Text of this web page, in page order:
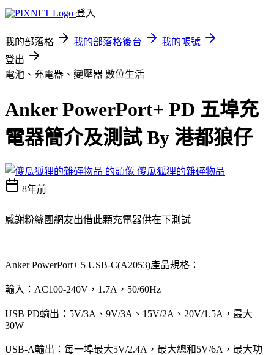
登入
我的部落格 我的部落格後台
我的帳號
登出
電池、充電器、變壓器 數位生活
Anker PowerPort+ PD 五埠充
電器簡介及測試 By 港都狼仔
傻瓜狐狸的雜碎物品
8年前
感謝粉絲團網友出借此顆充電器供在下測試
Anker PowerPort+ 5 USB-C(A2053)產品規格：
輸入： AC100-240V ， 1.7A ， 50/60Hz
USB PD輸出： 5V/3A 、 9V/3A 、 15V/2A 、 20V/1.5A ，最大
30W
USB-A輸出：每一埠最大5V/2.4A ，最大總和5V/6A ，最大功